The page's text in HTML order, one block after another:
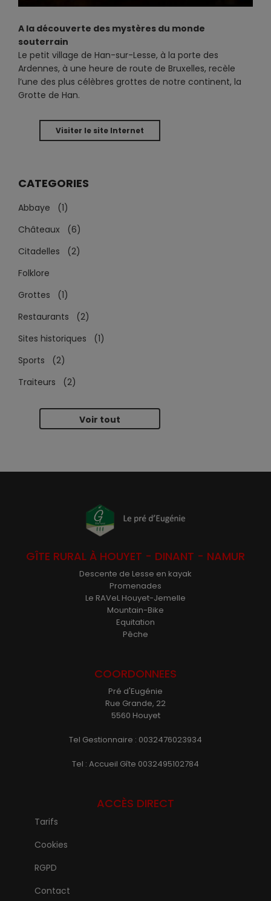
A la découverte des mystères du monde
souterrain
Le petit village de Han-sur-Lesse, à la porte des
Ardennes, à une heure de route de Bruxelles, recèle
l’une des plus célèbres grottes de notre continent, la
Grotte de Han.
Visiter le site Internet
CATEGORIES
Abbaye (1)
Châteaux (6)
Citadelles (2)
Folklore
Grottes (1)
Restaurants (2)
Sites historiques (1)
Sports (2)
Traiteurs (2)
Voir tout
GÎTE RURAL À HOUYET - DINANT - NAMUR
Descente de Lesse en kayak
Promenades
Le RAVeL Houyet-Jemelle
Mountain-Bike
Equitation
Pêche
COORDONNEES
Pré d'Eugénie
Rue Grande, 22
5560 Houyet
Tel Gestionnaire : 0032476023934
Tel : Accueil Gîte 0032495102784
ACCÈS DIRECT
Tarifs
Cookies
RGPD
Contact